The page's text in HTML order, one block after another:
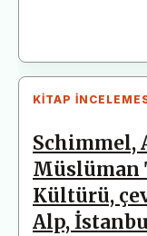
KITAP
Schimmel,
Müslüman
Kültürü,
Alp,